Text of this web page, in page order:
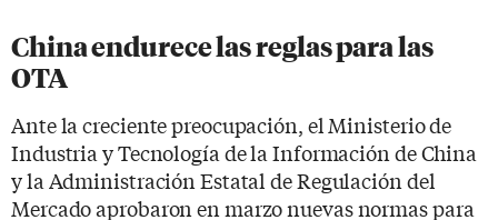
China endurece las reglas para las
OTA
Ante la creciente preocupación, el Ministerio de
Industria y Tecnología de la Información de China
y la Administración Estatal de Regulación del
Mercado aprobaron en marzo nuevas normas para